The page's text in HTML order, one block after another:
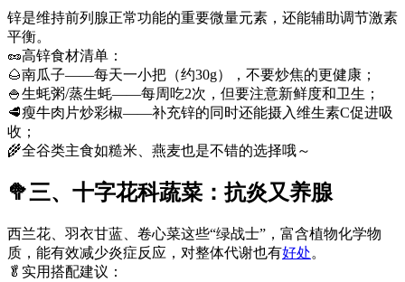
锌是维持前列腺正常功能的重要微量元素，还能辅助调节激素
平衡。
🥜高锌食材清单：
🌰南瓜子——每天一小把（约30g），不要炒焦的更健康；
🍚生蚝粥/蒸生蚝——每周吃2次，但要注意新鲜度和卫生；
🥩瘦牛肉片炒彩椒——补充锌的同时还能摄入维生素C促进吸
收；
🌾全谷类主食如糙米、燕麦也是不错的选择哦～
🥦三、十字花科蔬菜：抗炎又养腺
西兰花、羽衣甘蓝、卷心菜这些“绿战士”，富含植物化学物
质，能有效减少炎症反应，对整体代谢也有好处。
🥬实用搭配建议：